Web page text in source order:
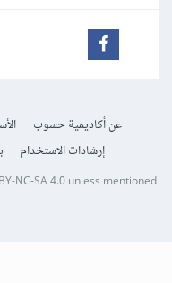
عن أكاديمية حسوب
إرشادات الاستخدام
NC-SA 4.0unless mentioned